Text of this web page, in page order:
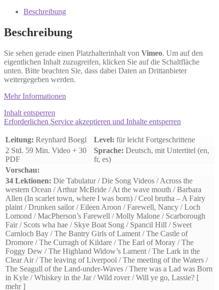
Menge
Beschreibung
Beschreibung
Sie sehen gerade einen Platzhalterinhalt von Vimeo. Um auf den
eigentlichen Inhalt zuzugreifen, klicken Sie auf die Schaltfläche
unten. Bitte beachten Sie, dass dabei Daten an Drittanbieter
weitergegeben werden.
Mehr Informationen
Inhalt entsperren
Erforderlichen Service akzeptieren und Inhalte entsperren
Leitung: Reynhard Boegl Level: für leicht Fortgeschrittene
2 Std. 59 Min. Video + 30
PDF
Sprache: Deutsch, mit Untertitel (en,
fr, es)
Vorschau:
34 Lektionen: Die Tabulatur / Die Song Videos / Across the
western Ocean / Arthur McBride / At the wave mouth / Barbara
Allen (In scarlet town, where I was born) / Ceol brutha – A Fairy
plaint /Drunken sailor / Eileen Aroon / Farewell, Nancy / Loch
Lomond / MacPherson’s Farewell / Molly Malone / Scarborough
Fair / Scots wha hae / Skye Boat Song / Spancil Hill / Sweet
Carnloch Bay / The Bantry Girls of Lament / The Castle of
Dromore / The Curragh of Kildare / The Earl of Moray / The
Foggy Dew / The Highland Widow’s Lament / The Lark in the
Clear Air / The leaving of Liverpool / The meeting of the Waters /
The Seagull of the Land-under-Waves / There was a Lad was Born
in Kyle / Whiskey in the Jar / Wild rover / Will ye go, Lassie? [
mehr ]